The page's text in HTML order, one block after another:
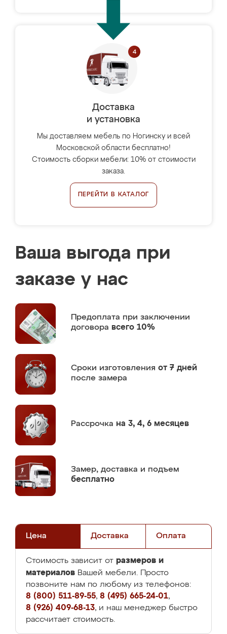
Доставка
и установка
Мы доставляем мебель по Ногинску и всей
Московской области бесплатно!
Стоимость сборки мебели: 10% от стоимости
заказа.
ПЕРЕЙТИ В КАТАЛОГ
Ваша выгода при
заказе у нас
Предоплата при заключении
договора всего 10%
Сроки изготовления от 7 дней
после замера
Рассрочка на 3, 4, 6 месяцев
Замер, доставка и подъем
бесплатно
Цена Доставка Оплата
Стоимость зависит от размеров и
материалов Вашей мебели. Просто
позвоните нам по любому из телефонов:
8 (800) 511-89-55, 8 (495) 665-24-01,
8 (926) 409-68-13, и наш менеджер быстро
рассчитает стоимость.